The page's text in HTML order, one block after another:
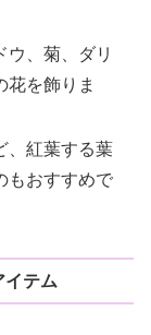
ウ、菊、ダリ
花を飾りま
、紅葉する葉
もおすすめで
イテム